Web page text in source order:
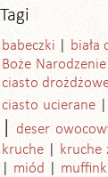
Tagi
babeczki biała
Boże Narodzenie
ciasto
ciasto ucierane
deser
kruche
kruche
miód